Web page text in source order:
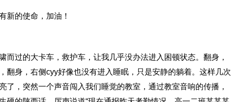
新的使命，加油！
而过的大卡车，救护车，让我几乎没办法进入困顿状态。翻身，
翻身，右侧cyy好像也没有进入睡眠，只是安静的躺着。这样几次
了，突然一个声音闯入我们睡觉的教室，通过教室音响的传播，